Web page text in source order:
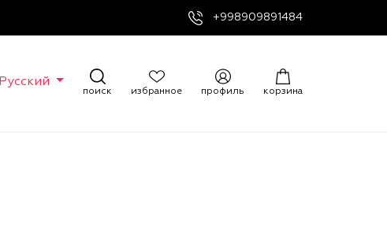
+998909891484
Русский
поиск избранное профиль корзина